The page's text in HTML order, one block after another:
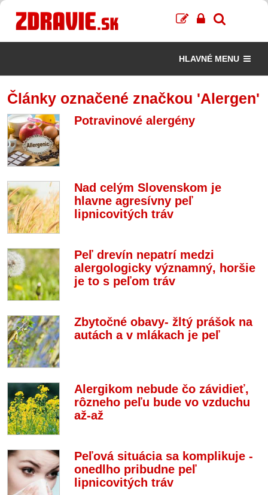
HLAVNÉ MENU
Články označené značkou 'Alergen'
Potravinové alergény
Nad celým Slovenskom je
hlavne agresívny peľ
lipnicovitých tráv
Peľ drevín nepatrí medzi
alergologicky významný, horšie
je to s peľom tráv
Zbytočné obavy- žltý prášok na
autách a v mlákach je peľ
Alergikom nebude čo závidieť,
rôzneho peľu bude vo vzduchu
až-až
Peľová situácia sa komplikuje -
onedlho pribudne peľ
lipnicovitých tráv